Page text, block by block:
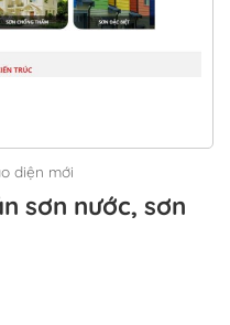
diện mới
sơn nước, sơn